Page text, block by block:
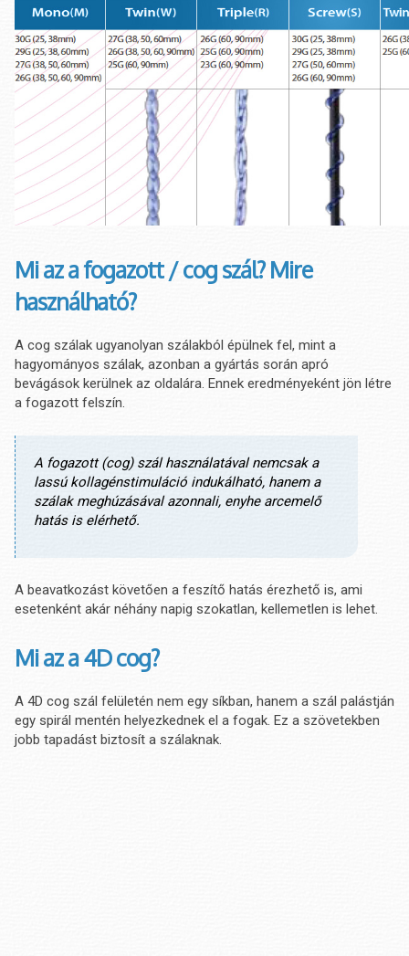
Mi az a fogazott / cog szál? Mire
használható?
A cog szálak ugyanolyan szálakból épülnek fel, mint a
hagyományos szálak, azonban a gyártás során apró
bevágások kerülnek az oldalára. Ennek eredményeként jön létre
a fogazott felszín.
A fogazott (cog) szál használatával nemcsak a
lassú kollagénstimuláció indukálható, hanem a
szálak meghúzásával azonnali, enyhe arcemelő
hatás is elérhető.
A beavatkozást követően a feszítő hatás érezhető is, ami
esetenként akár néhány napig szokatlan, kellemetlen is lehet.
Mi az a 4D cog?
A 4D cog szál felületén nem egy síkban, hanem a szál palástján
egy spirál mentén helyezkednek el a fogak. Ez a szövetekben
jobb tapadást biztosít a szálaknak.